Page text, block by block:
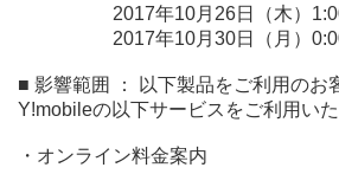
2017年10月26日（木）1:00
2017年10月30日（月）0:00
■ 影響範囲 ： 以下製品をご利用のお
Y!mobileの以下サービスをご利用いた
・オンライン料金案内